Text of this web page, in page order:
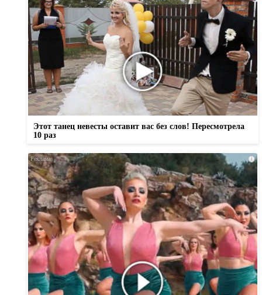
Этот танец невесты оставит вас без слов! Пересмотрела
10 раз
i